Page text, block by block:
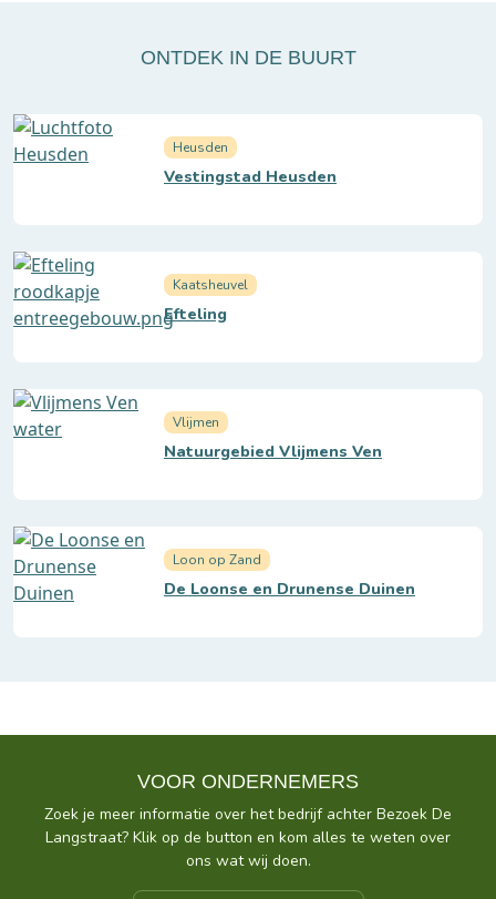
ONTDEK IN DE BUURT
Heusden
Vestingstad Heusden
Kaatsheuvel
Efteling
Vlijmen
Natuurgebied Vlijmens Ven
Loon op Zand
De Loonse en Drunense Duinen
VOOR ONDERNEMERS
Zoek je meer informatie over het bedrijf achter Bezoek De
Langstraat? Klik op de button en kom alles te weten over
ons wat wij doen.